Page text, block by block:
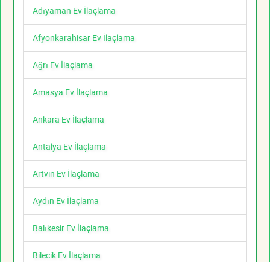
Adıyaman Ev İlaçlama
Afyonkarahisar Ev İlaçlama
Ağrı Ev İlaçlama
Amasya Ev İlaçlama
Ankara Ev İlaçlama
Antalya Ev İlaçlama
Artvin Ev İlaçlama
Aydın Ev İlaçlama
Balıkesir Ev İlaçlama
Bilecik Ev İlaçlama